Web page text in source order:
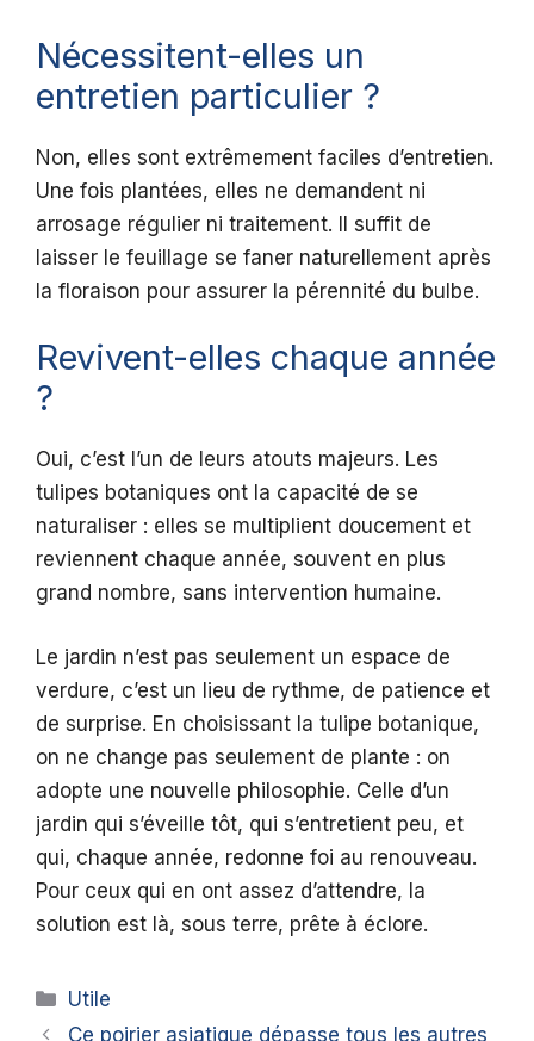
Nécessitent-elles un
entretien particulier ?
Non, elles sont extrêmement faciles d’entretien.
Une fois plantées, elles ne demandent ni
arrosage régulier ni traitement. Il suffit de
laisser le feuillage se faner naturellement après
la floraison pour assurer la pérennité du bulbe.
Revivent-elles chaque année
?
Oui, c’est l’un de leurs atouts majeurs. Les
tulipes botaniques ont la capacité de se
naturaliser : elles se multiplient doucement et
reviennent chaque année, souvent en plus
grand nombre, sans intervention humaine.
Le jardin n’est pas seulement un espace de
verdure, c’est un lieu de rythme, de patience et
de surprise. En choisissant la tulipe botanique,
on ne change pas seulement de plante : on
adopte une nouvelle philosophie. Celle d’un
jardin qui s’éveille tôt, qui s’entretient peu, et
qui, chaque année, redonne foi au renouveau.
Pour ceux qui en ont assez d’attendre, la
solution est là, sous terre, prête à éclore.
Catégories
Utile
Ce poirier asiatique dépasse tous les autres